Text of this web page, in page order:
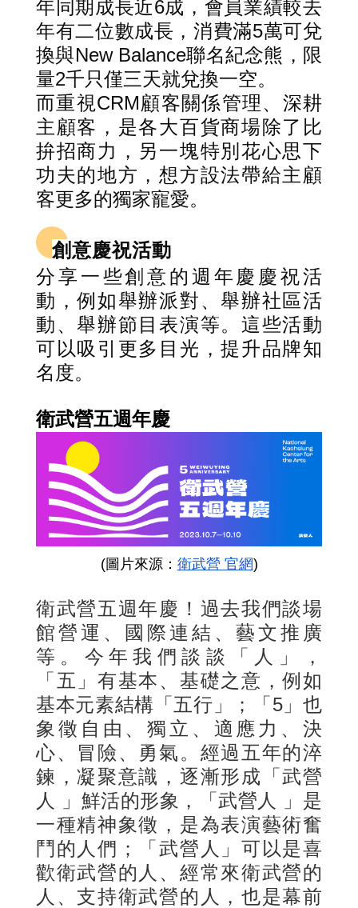
年同期成長近6成，會員業績較去
年有二位數成長，消費滿5萬可兌
換與New Balance聯名紀念熊，限
量2千只僅三天就兌換一空。
而重視CRM顧客關係管理、深耕
主顧客，是各大百貨商場除了比
拚招商力，另一塊特別花心思下
功夫的地方，想方設法帶給主顧
客更多的獨家寵愛。
創意慶祝活動
分享一些創意的週年慶慶祝活
動，例如舉辦派對、舉辦社區活
動、舉辦節目表演等。這些活動
可以吸引更多目光，提升品牌知
名度。
衛武營五週年慶
(圖片來源： 衛武營 官網)
衛武營五週年慶！過去我們談場
館營運、國際連結、藝文推廣
等。今年我們談談「人」，
「五」有基本、基礎之意，例如
基本元素結構「五行」；「5」也
象徵自由、獨立、適應力、決
心、冒險、勇氣。經過五年的淬
鍊，凝聚意識，逐漸形成「武營
人 」鮮活的形象，「武營人 」是
一種精神象徵，是為表演藝術奮
鬥的人們；「武營人」可以是喜
歡衛武營的人、經常來衛武營的
人、支持衛武營的人，也是幕前